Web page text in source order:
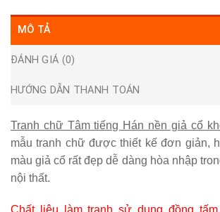
MÔ TẢ
ĐÁNH GIÁ (0)
HƯỚNG DẪN THANH TOÁN
Tranh chữ Tâm tiếng Hán nền giả cổ
mẫu tranh chữ được thiết kế đơn giản,
màu giả cổ rất đẹp dễ dàng hòa nhập
nội thất.